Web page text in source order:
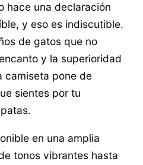
hace una declaración
y eso es indiscutible.
de gatos que no
y la superioridad
camiseta pone de
sientes por tu
en una amplia
tonos vibrantes hasta